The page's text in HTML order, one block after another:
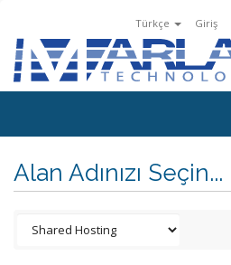
Türkçe Giriş
Alan Adınızı Seçin...